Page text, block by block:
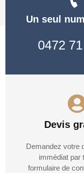
Un seul
0472
Devis
Demandez votre
immédiat par
formulaire de